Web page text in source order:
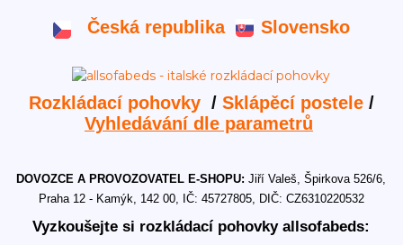
Česká republika Slovensko
Rozkládací pohovky / Sklápěcí postele/
Vyhledávání dle parametrů
DOVOZCE A PROVOZOVATEL E-SHOPU:Jiří Valeš, Špirkova 526/6,
Praha 12 - Kamýk, 142 00, IČ: 45727805, DIČ: CZ6310220532
Vyzkoušejte si rozkládací pohovky allsofabeds: